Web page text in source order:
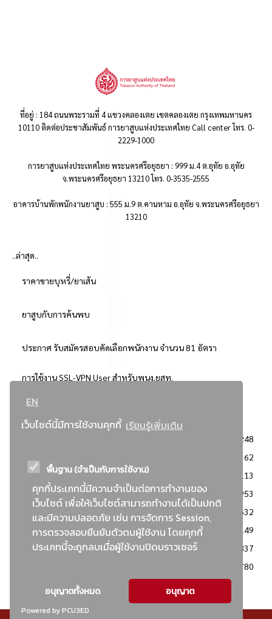
EN
เว็บไซต์นี้มีการใช้งานคุกกี้ เรียนรู้เพิ่มเติม
พื้นฐาน (จำเป็นกับการใช้งาน)
คุกกี้ประเภทนี้มีความจำเป็นต่อการทำงานของ
เว็บไซต์ เพื่อให้เว็บไซต์สามารถทำงานได้เป็นปกติ
และมีความปลอดภัย เช่น การจัดการ Session,
การตรวจสอบยืนยันตัวตนผู้ใช้งาน โดยคุกกี้
ประเภทนี้จะถูกลบเมื่อผู้ใช้งานปิดบราวเซอร์
อนุญาตทั้งหมด อนุญาต
Powered by PCU3ED
ที่อยู่ : 184 ถนนพระรามที่ 4 แขวงคลองเตย เขตคลองเตย กรุงเทพมหานคร
10110 ติดต่อประชาสัมพันธ์ การยาสูบแห่งประเทศไทย Call center โทร. 0-
2229-1000
การยาสูบแห่งประเทศไทย พระนครศรีอยุธยา : 999 ม.4 ต.อุทัย อ.อุทัย
จ.พระนครศรีอยุธยา 13210 โทร. 0-3535-2555
อาคารบ้านพักพนักงานยาสูบ : 555 ม.9 ต.คานหาม อ.อุทัย จ.พระนครศรีอยุธยา
13210
..ล่าสุด..
ราคาขายบุหรี่/ยาเส้น
ยาสูบกับการค้นพบ
ประกาศ รับสมัครสอบคัดเลือกพนักงาน จำนวน 81 อัตรา
การใช้งาน SSL-VPN User สำหรับพนง.ยสท.
..ยอดนิยม..
3248
2362
: วิธีเฉพาะเจาะจง
2113
ข่าวสาร/ประกาศ
1953
: เอกสารส่งเสริมความโปร่งใสในการจัดซื้อจัดจ้าง
1632
ข่าวสารจัดซื้อจัดจ้าง
1149
: แผนการจัดซื้อจัดจ้าง
837
780